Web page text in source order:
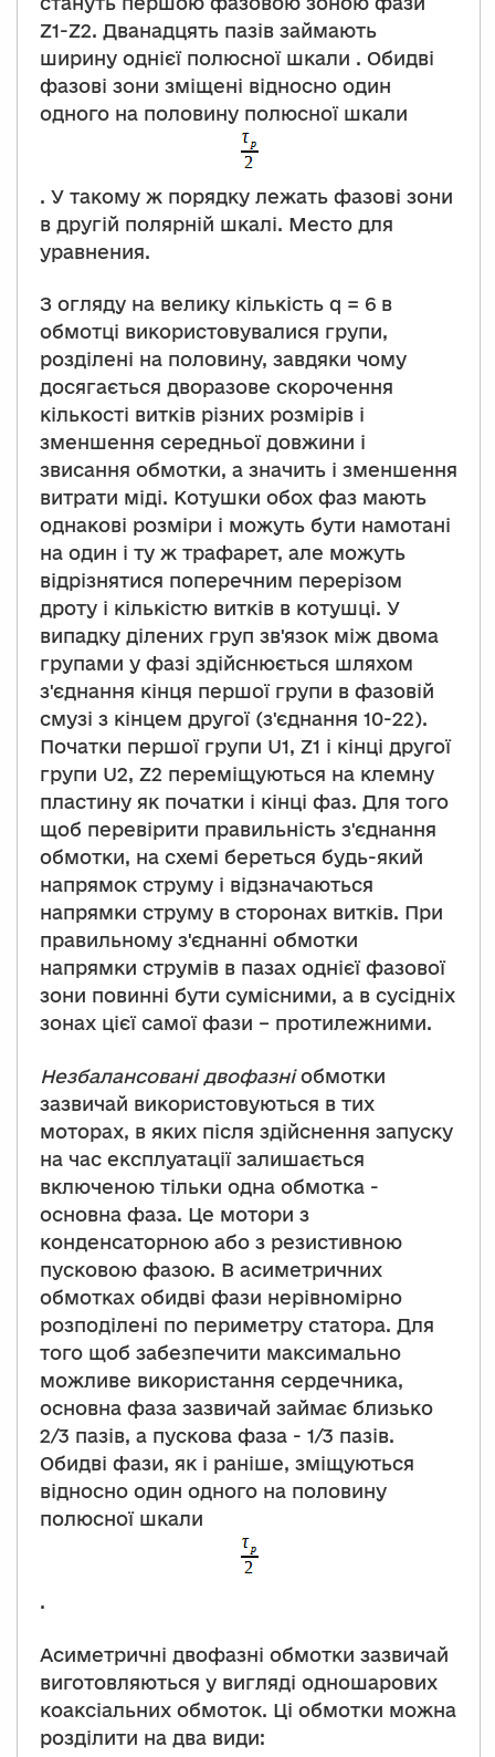
Z1-Z2. Дванадцять пазів займають
ширину однієї полюсної шкали . Обидві
фазові зони зміщені відносно один
одного на половину полюсної шкали
. У такому ж порядку лежать фазові зони
в другій полярній шкалі. Место для
уравнения.
З огляду на велику кількість q = 6 в
обмотці використовувалися групи,
розділені на половину, завдяки чому
досягається дворазове скорочення
кількості витків різних розмірів і
зменшення середньої довжини і
звисання обмотки, а значить і зменшення
витрати міді. Котушки обох фаз мають
однакові розміри і можуть бути намотані
на один і ту ж трафарет, але можуть
відрізнятися поперечним перерізом
дроту і кількістю витків в котушці. У
випадку ділених груп зв'язок між двома
групами у фазі здійснюється шляхом
з'єднання кінця першої групи в фазовій
смузі з кінцем другої (з'єднання 10-22).
Початки першої групи U1, Z1 і кінці другої
групи U2, Z2 переміщуються на клемну
пластину як початки і кінці фаз. Для того
щоб перевірити правильність з'єднання
обмотки, на схемі береться будь-який
напрямок струму і відзначаються
напрямки струму в сторонах витків. При
правильному з'єднанні обмотки
напрямки струмів в пазах однієї фазової
зони повинні бути сумісними, а в сусідніх
зонах цієї самої фази – протилежними.
Незбалансовані двофазніобмотки
зазвичай використовуються в тих
моторах, в яких після здійснення запуску
на час експлуатації залишається
включеною тільки одна обмотка -
основна фаза. Це мотори з
конденсаторною або з резистивною
пусковою фазою. В асиметричних
обмотках обидві фази нерівномірно
розподілені по периметру статора. Для
того щоб забезпечити максимально
можливе використання сердечника,
основна фаза зазвичай займає близько
2/3 пазів, а пускова фаза - 1/3 пазів.
Обидві фази, як і раніше, зміщуються
відносно один одного на половину
полюсної шкали
.
Асиметричні двофазні обмотки зазвичай
виготовляються у вигляді одношарових
коаксіальних обмоток. Ці обмотки можна
розділити на два види: